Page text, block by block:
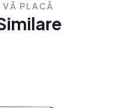
VĂ PLACĂ